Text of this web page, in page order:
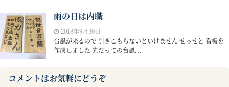
雨の日は内職
2018年9月30日
台風が来るので 引きこもらないといけません せっせと 看板を
作成しました 先だっての台風...
コメントはお気軽にどうぞ